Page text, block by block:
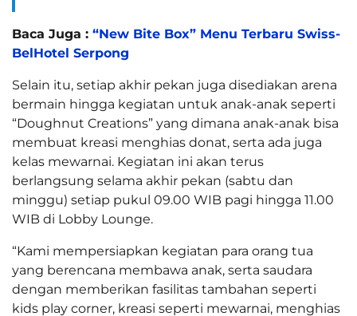
Baca Juga : “New Bite Box” Menu Terbaru Swiss-
BelHotel Serpong
Selain itu, setiap akhir pekan juga disediakan arena
bermain hingga kegiatan untuk anak-anak seperti
“Doughnut Creations” yang dimana anak-anak bisa
membuat kreasi menghias donat, serta ada juga
kelas mewarnai. Kegiatan ini akan terus
berlangsung selama akhir pekan (sabtu dan
minggu) setiap pukul 09.00 WIB pagi hingga 11.00
WIB di Lobby Lounge.
“Kami mempersiapkan kegiatan para orang tua
yang berencana membawa anak, serta saudara
dengan memberikan fasilitas tambahan seperti
kids play corner, kreasi seperti mewarnai, menghias